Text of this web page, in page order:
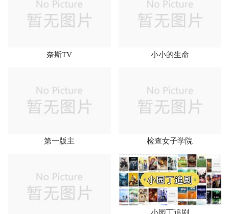
奈斯TV 小小的生命
第一版主 检查女子学院
小园丁追剧